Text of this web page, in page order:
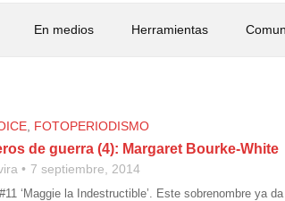
En medios Herramientas
FOTOPERIODISMO
de guerra (4): Margaret Bourke-White
7 septiembre, 2014
‘Maggie la Indestructible’. Este sobrenombre